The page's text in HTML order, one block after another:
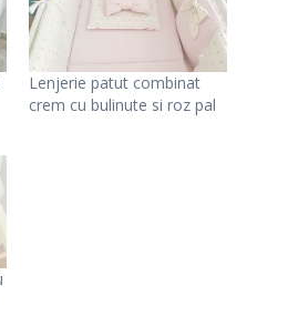
Lenjerie patut combinat
crem cu bulinute si roz pal